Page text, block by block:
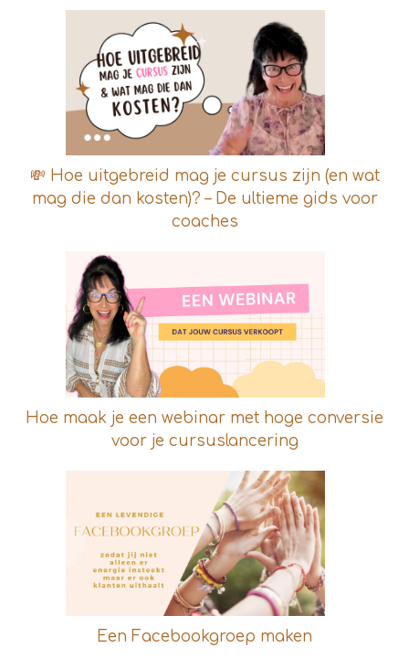
💸 Hoe uitgebreid mag je cursus zijn (en wat
mag die dan kosten)? – De ultieme gids voor
coaches
Hoe maak je een webinar met hoge conversie
voor je cursuslancering
Een Facebookgroep maken